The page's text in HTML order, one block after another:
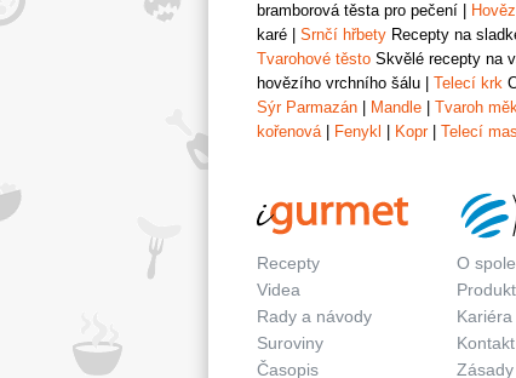
bramborová těsta pro pečení
karé
Srnčí hřbety Recepty na
Tvarohové těsto Skvělé recepty na
hovězího vrchního šálu
Telecí krk
Sýr Parmazán
Mandle Tvaroh
kořenová| Fenykl Kopr| Telecí
Recepty
Videa
Rady a návody
Suroviny
Časopis
O
Kariéra
Kontakt